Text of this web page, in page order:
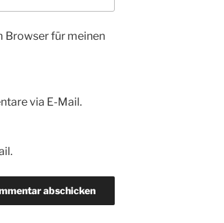
Browser für meinen
via E-Mail.